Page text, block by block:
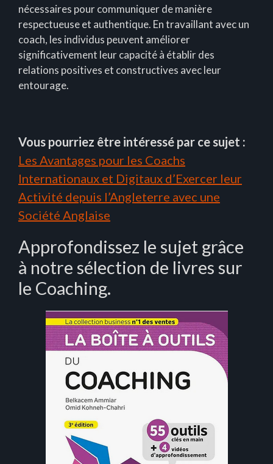
nécessaires pour communiquer de manière
respectueuse et authentique. En travaillant avec un
coach, les individus peuvent améliorer
significativement leur capacité à établir des
relations positives et constructives avec leur
entourage.
Vous pourriez être intéressé par ce sujet :
Les Avantages pour les Coachs
Internationaux et Digitaux d’Exercer leur
Activité depuis l’Angleterre avec une
Société Anglaise
Approfondissez le sujet grâce
à notre sélection de livres sur
le Coaching.